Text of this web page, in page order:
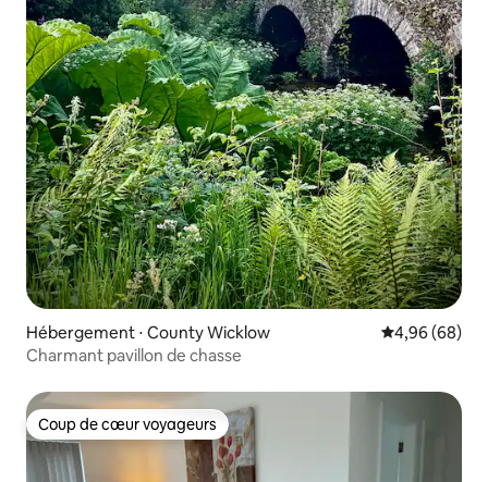
Hébergement ⋅ County Wicklow Évaluation
4,96 (68)
Charmant pavillon de chasse
Coup de cœur voyageurs
Coup de cœur voyageurs